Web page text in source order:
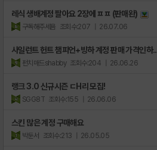
레식 생배계정 팔아요 2장에 ㅍㅍ (판매완)
구독해주세욤 조회수:207 | 26.07.06
사일런트 헌트 챔피언+빙하 계정 판매 가격인하..
펀치매드shabby 조회수:204 | 26.06.26
랭크 3.0 신규시즌 ㄷH리 모집!
SGG8T 조회수:155 | 26.06.06
스킨 많은 계정 구매해요
박둔서 조회수:213 | 26.05.05